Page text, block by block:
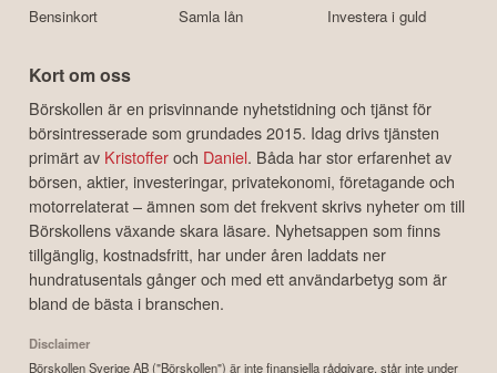
Bensinkort
Samla lån
Investera i guld
Kort om oss
Börskollen är en prisvinnande nyhetstidning och tjänst för
börsintresserade som grundades 2015. Idag drivs tjänsten
primärt av Kristofferoch Daniel. Båda har stor erfarenhet av
börsen, aktier, investeringar, privatekonomi, företagande och
motorrelaterat – ämnen som det frekvent skrivs nyheter om till
Börskollens växande skara läsare. Nyhetsappen som finns
tillgänglig, kostnadsfritt, har under åren laddats ner
hundratusentals gånger och med ett användarbetyg som är
bland de bästa i branschen.
Disclaimer
Börskollen Sverige AB ("Börskollen") är inte finansiella rådgivare, står inte under